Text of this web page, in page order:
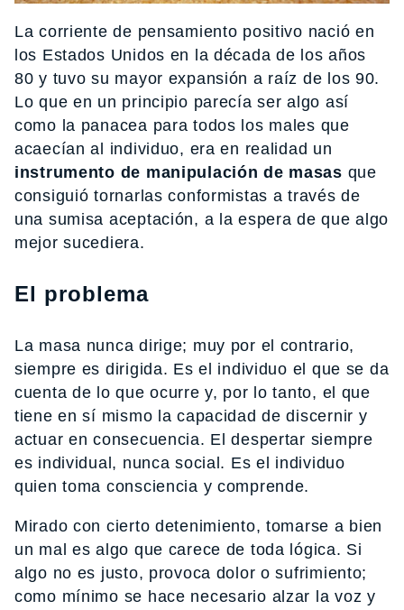
La corriente de pensamiento positivo nació en
los Estados Unidos en la década de los años
80 y tuvo su mayor expansión a raíz de los 90.
Lo que en un principio parecía ser algo así
como la panacea para todos los males que
acaecían al individuo, era en realidad un
instrumento de manipulación de masas que
consiguió tornarlas conformistas a través de
una sumisa aceptación, a la espera de que algo
mejor sucediera.
El problema
La masa nunca dirige; muy por el contrario,
siempre es dirigida. Es el individuo el que se da
cuenta de lo que ocurre y, por lo tanto, el que
tiene en sí mismo la capacidad de discernir y
actuar en consecuencia. El despertar siempre
es individual, nunca social. Es el individuo
quien toma consciencia y comprende.
Mirado con cierto detenimiento, tomarse a bien
un mal es algo que carece de toda lógica. Si
algo no es justo, provoca dolor o sufrimiento;
como mínimo se hace necesario alzar la voz y